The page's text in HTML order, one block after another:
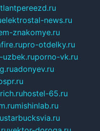
elektrostal-news.ru
znakomye.ru
pro-otdelky.ru
uzbek.ruporno-vk.ru
adonyev.ru
hostel-65.ru
mishinlab.ru
starbucksvia.ru